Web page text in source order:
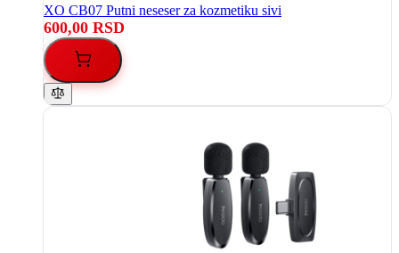
XO CB07 Putni neseser za kozmetiku sivi
600,00 RSD